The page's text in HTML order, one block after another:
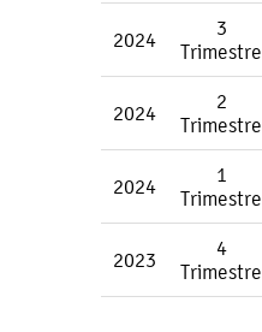
2024
3
Trimestre
2024
2
Trimestre
2024
1
Trimestre
2023
4
Trimestre